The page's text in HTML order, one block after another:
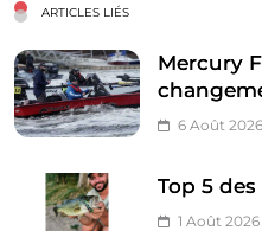
ARTICLES LIÉS
Mercury
6 Août 2026
Top 5
1 Août 2026